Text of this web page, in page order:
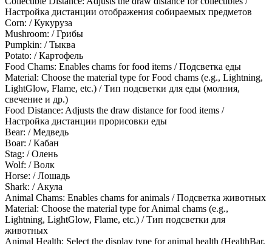
Настройка дистанции отображения собираемых предметов
Corn: / Кукуруза
Mushroom: / Грибы
Pumpkin: / Тыква
Potato: / Картофель
Food Chams: Enables chams for food items / Подсветка еды
Material: Choose the material type for Food chams (e.g., Lightning,
LightGlow, Flame, etc.) / Тип подсветки для еды (молния,
свечение и др.)
Food Distance: Adjusts the draw distance for food items /
Настройка дистанции прорисовки еды
Bear: / Медведь
Boar: / Кабан
Stag: / Олень
Wolf: / Волк
Horse: / Лошадь
Shark: / Акула
Animal Chams: Enables chams for animals / Подсветка животных
Material: Choose the material type for Animal chams (e.g.,
Lightning, LightGlow, Flame, etc.) / Тип подсветки для
животных
Animal Health: Select the display type for animal health (HealthBar,